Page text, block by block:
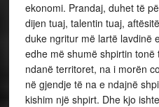
ekonomi. Prandaj, duhet të
dijen tuaj, talentin tuaj,
duke ngritur më lartë lavdinë
edhe më shumë shpirtin
ndanë territoret, na i morën
në gjendje të na e ndajnë
kishim një shpirt. Dhe kjo